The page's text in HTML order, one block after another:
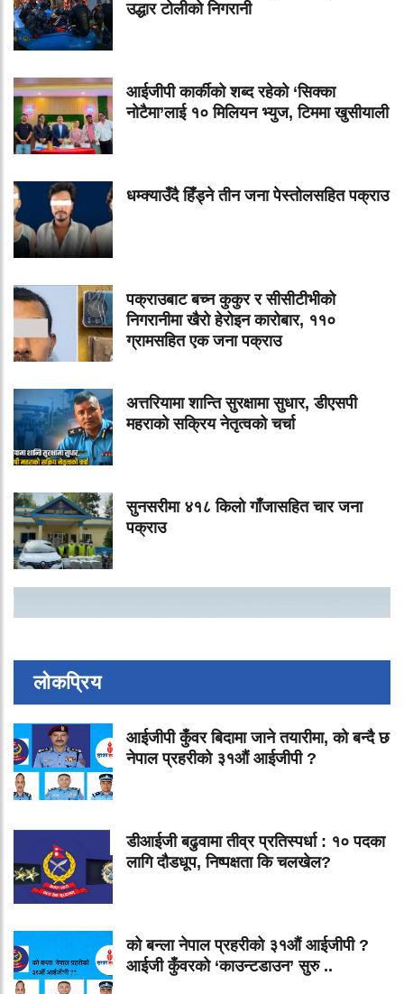
उद्धार टोलीको निगरानी
आईजीपी कार्कीको शब्द रहेको ‘सिक्का
नोटैमा’लाई १० मिलियन भ्युज, टिममा खुसीयाली
धम्क्याउँदै हिँड्ने तीन जना पेस्तोलसहित पक्राउ
पक्राउबाट बच्न कुकुर र सीसीटीभीको
निगरानीमा खैरो हेरोइन कारोबार, ११०
ग्रामसहित एक जना पक्राउ
अत्तरियामा शान्ति सुरक्षामा सुधार, डीएसपी
महराको सक्रिय नेतृत्वको चर्चा
सुनसरीमा ४१८ किलो गाँजासहित चार जना
पक्राउ
लोकप्रिय
आईजीपी कुँवर बिदामा जाने तयारीमा, को बन्दै छ
नेपाल प्रहरीको ३१औं आईजीपी ?
डीआईजी बढुवामा तीव्र प्रतिस्पर्धा : १० पदका
लागि दौडधूप, निष्पक्षता कि चलखेल?
को बन्ला नेपाल प्रहरीको ३१औं आईजीपी ?
आईजी कुँवरको ‘काउन्टडाउन’ सुरु ..